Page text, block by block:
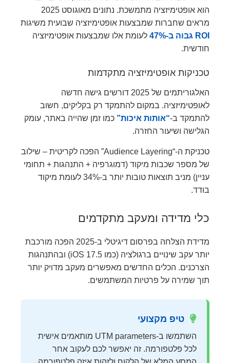
הוא אופטימיזציה מתמשכת. נתונים מאוגוסט 2025
מראים שחברות שמבצעות אופטימיזציה שבועית משיגות
ROI גבוה ב-47%
לעומת אלו שמבצעות אופטימיזציה
חודשית.
טכניקות אופטימיזציה מתקדמות
האלגוריתמים של 2025 דורשים גישה חדשה
לאופטימיזציה. במקום להתמקד רק בקליקים, חשוב
להתמקד ב-“אותות איכות” כמו זמן שהייה באתר, עומק
הגלישה ושיעור החזרה.
טכניקת ה-“Audience Layering” הפכה לקריטית – שילוב
של מספר שכבות מיקוד (דמוגרפיה + התנהגות + תחומי
עניין) מניב תוצאות טובות יותר ב-34% לעומת מיקוד
בודד.
כלי מדידה ומעקב מתקדמים
מדידת הצלחה בפרסום דיגיטלי ב-2025 הפכה מורכבת
יותר עקב שינויים ברגולציה (כמו iOS 17.5) ובהתנהגות
הצרכנים. הכלים החדשים מאפשרים מעקב מדויק יותר
תוך שמירה על פרטיות המשתמשים.
טיפ מקצועי
השתמשו ב-UTM parameters מותאמים אישית
לכל פלטפורמה. זה יאפשר לכם לעקוב אחר